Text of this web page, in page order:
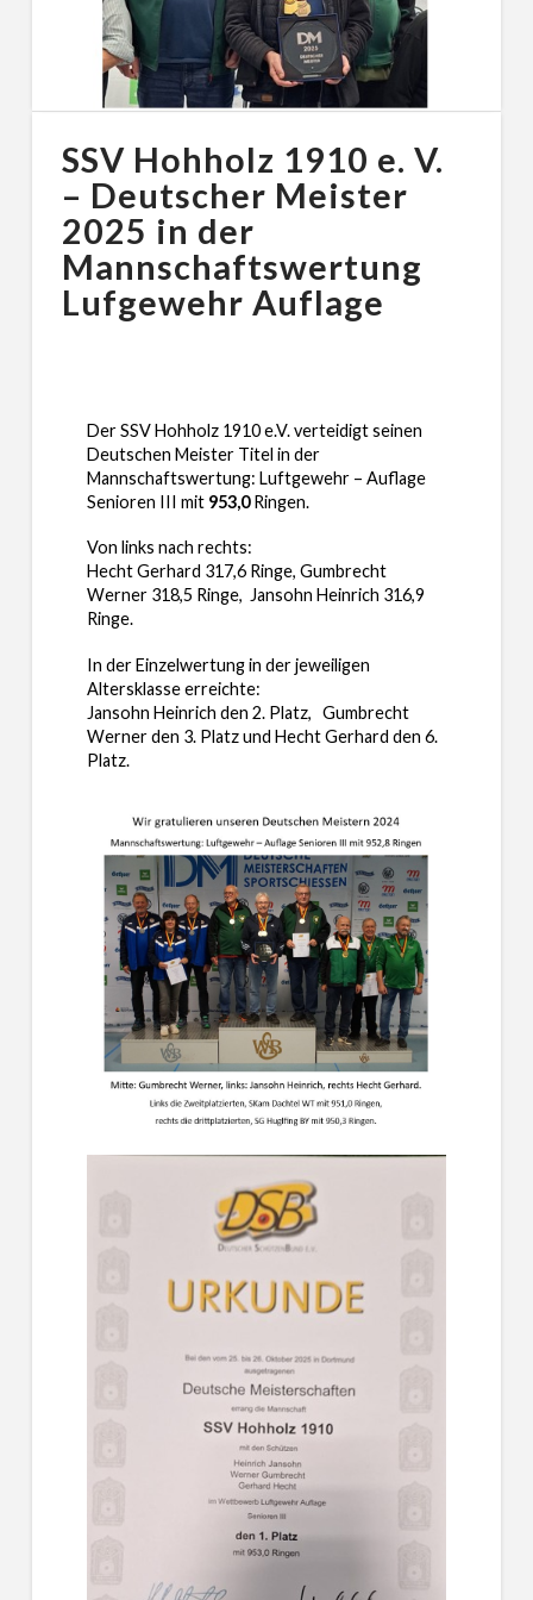
SSV Hohholz 1910 e. V.
– Deutscher Meister
2025 in der
Mannschaftswertung
Lufgewehr Auflage
Der SSV Hohholz 1910 e.V. verteidigt seinen
Deutschen Meister Titel in der
Mannschaftswertung: Luftgewehr – Auflage
Senioren III mit 953,0Ringen.
Von links nach rechts:
Hecht Gerhard 317,6 Ringe, Gumbrecht
Werner 318,5 Ringe, Jansohn Heinrich 316,9
Ringe.
In der Einzelwertung in der jeweiligen
Altersklasse erreichte:
Jansohn Heinrich den 2. Platz, Gumbrecht
Werner den 3. Platz und Hecht Gerhard den 6.
Platz.